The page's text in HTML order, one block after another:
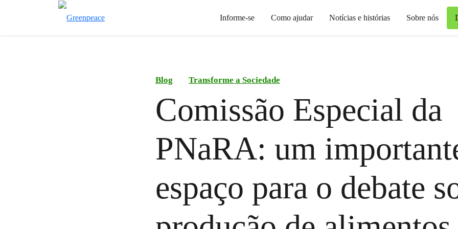
Informe-se Como ajudar Notícias e histórias Sobre nós
Blog Transforme a Sociedade
Comissão Especial da
PNaRA: um
espaço para o debate